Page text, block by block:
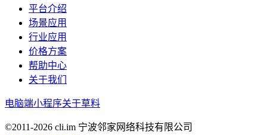
平台介绍
场景应用
行业应用
价格方案
帮助中心
关于我们
电脑端小程序关于草料
©2011-2026 cli.im 宁波邻家网络科技有限公司